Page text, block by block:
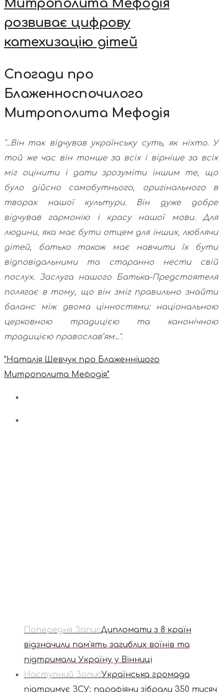
Митрополита Мефодія
розвиває цифрову
катехизацію дітей
Спогади про
Блаженноспочилого
Митрополита Мефодія
"...Він так відчував українську суть, як ніхто. У
той же час він тонше за всіх і вірніше за всіх
міг оцінити і дати зрозуміти іншим те, що
було дійсно самобутнього, оригінального в
творах нашої культури. Він дуже добре
відчував гармонію і красу нашої мови. Для
людини, яка має бути отцем для інших, люблячи
дітей, батько також має навчити їх бути
відповідальними та старанно нести свій
послух. Заслуга нашого Батька-Предстоятеля
полягає в тому, що він зміг правильно знайти
баланс між двома цінностями: національною
церковною традицією та канонічною
традицією православ’ям...".
"Наталія Шевчук про Блаженнішого
Митрополита Мефодія"
Попередня ЗаписДипломати з 8 країн
відзначили пам'ять загиблих воїнів та
підтримали Україну у Вінниці
Наступний ЗаписУкраїнська громада
підтримує ЗСУ: парафіяни зібрали 350 тисяч